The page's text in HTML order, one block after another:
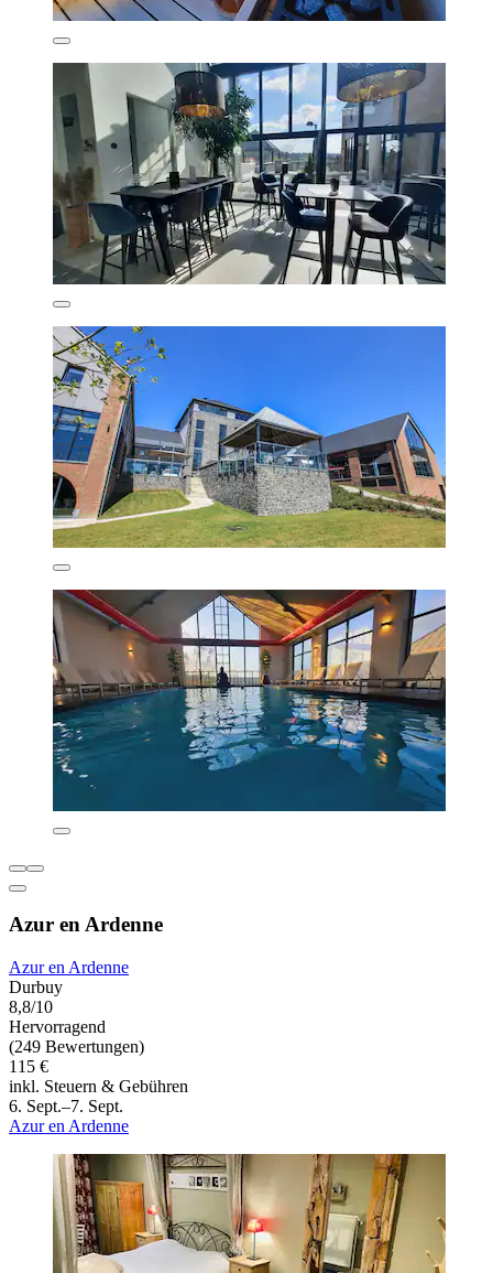
Azur en Ardenne
Azur en Ardenne
Durbuy
8,8/10
Hervorragend
(249 Bewertungen)
115 €
inkl. Steuern & Gebühren
6. Sept.–7. Sept.
Azur en Ardenne